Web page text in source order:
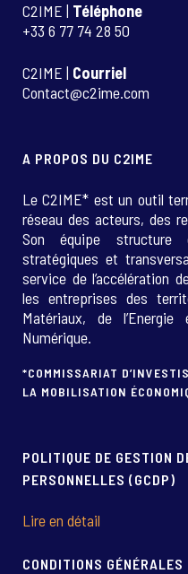
C2IME | Téléphone
+33 6 77 74 28 50
C2IME | Courriel
Contact@c2ime.com
A PROPOS DU C2IME
Le C2IME* est un outil
réseau des acteurs, des
Son équipe
stratégiques et
service de l’accélération
les entreprises des
Matériaux, de
Numérique.
*COMMISSARIAT
LA MOBILISATION
POLITIQUE DE GESTION
PERSONNELLES (GCDP)
Lire en détail
CONDITIONS GÉNÉRALES